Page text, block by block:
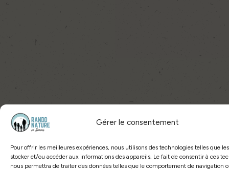
Gérer le consentement
Pour offrir les meilleures expériences, nous utilisons des technologies telles que
stocker et/ou accéder aux informations des appareils. Le fait de consentir à ces
nous permettra de traiter des données telles que le comportement de navigation